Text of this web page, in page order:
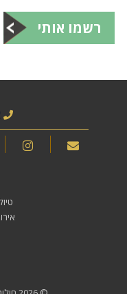
רשמו אותי